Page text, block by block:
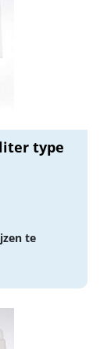
type
te